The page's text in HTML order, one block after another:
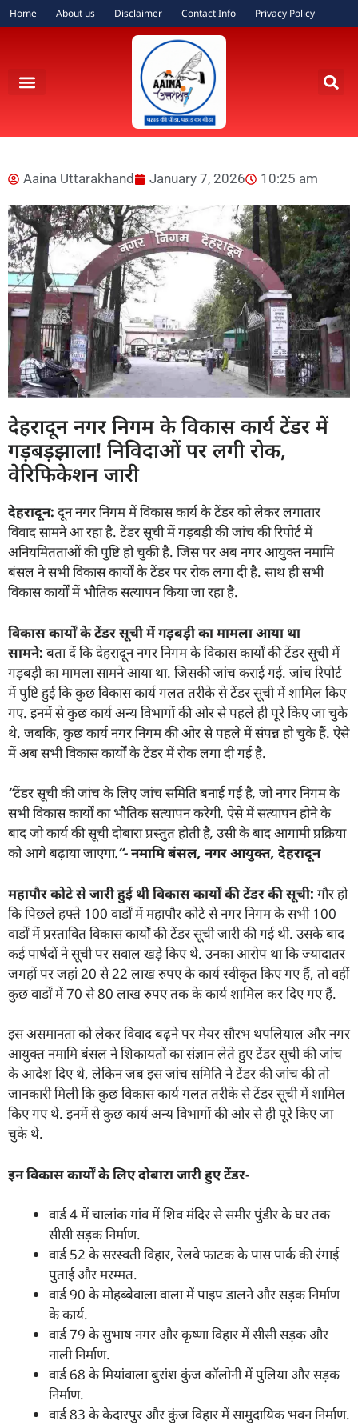
Home About us Disclaimer Contact Info Privacy Policy
Aaina Uttarakhand January 7, 2026 10:25 am
देहरादून नगर निगम के विकास कार्य टेंडर में
गड़बड़झाला! निविदाओं पर लगी रोक,
वेरिफिकेशन जारी
देहरादून: दून नगर निगम में विकास कार्य के टेंडर को लेकर लगातार
विवाद सामने आ रहा है. टेंडर सूची में गड़बड़ी की जांच की रिपोर्ट में
अनियमितताओं की पुष्टि हो चुकी है. जिस पर अब नगर आयुक्त नमामि
बंसल ने सभी विकास कार्यों के टेंडर पर रोक लगा दी है. साथ ही सभी
विकास कार्यों में भौतिक सत्यापन किया जा रहा है.
विकास कार्यों के टेंडर सूची में गड़बड़ी का मामला आया था
सामने: बता दें कि देहरादून नगर निगम के विकास कार्यों की टेंडर सूची में
गड़बड़ी का मामला सामने आया था. जिसकी जांच कराई गई. जांच रिपोर्ट
में पुष्टि हुई कि कुछ विकास कार्य गलत तरीके से टेंडर सूची में शामिल किए
गए. इनमें से कुछ कार्य अन्य विभागों की ओर से पहले ही पूरे किए जा चुके
थे. जबकि, कुछ कार्य नगर निगम की ओर से पहले में संपन्न हो चुके हैं. ऐसे
में अब सभी विकास कार्यों के टेंडर में रोक लगा दी गई है.
“टेंडर सूची की जांच के लिए जांच समिति बनाई गई है, जो नगर निगम के
सभी विकास कार्यों का भौतिक सत्यापन करेगी. ऐसे में सत्यापन होने के
बाद जो कार्य की सूची दोबारा प्रस्तुत होती है, उसी के बाद आगामी प्रक्रिया
को आगे बढ़ाया जाएगा.“-नमामि बंसल, नगर आयुक्त, देहरादून
महापौर कोटे से जारी हुई थी विकास कार्यों की टेंडर की सूची: गौर हो
कि पिछले हफ्ते 100 वार्डों में महापौर कोटे से नगर निगम के सभी 100
वार्डों में प्रस्तावित विकास कार्यों की टेंडर सूची जारी की गई थी. उसके बाद
कई पार्षदों ने सूची पर सवाल खड़े किए थे. उनका आरोप था कि ज्यादातर
जगहों पर जहां 20 से 22 लाख रुपए के कार्य स्वीकृत किए गए हैं, तो वहीं
कुछ वार्डों में 70 से 80 लाख रुपए तक के कार्य शामिल कर दिए गए हैं.
इस असमानता को लेकर विवाद बढ़ने पर मेयर सौरभ थपलियाल और नगर
आयुक्त नमामि बंसल ने शिकायतों का संज्ञान लेते हुए टेंडर सूची की जांच
के आदेश दिए थे, लेकिन जब इस जांच समिति ने टेंडर की जांच की तो
जानकारी मिली कि कुछ विकास कार्य गलत तरीके से टेंडर सूची में शामिल
किए गए थे. इनमें से कुछ कार्य अन्य विभागों की ओर से ही पूरे किए जा
चुके थे.
इन विकास कार्यों के लिए दोबारा जारी हुए टेंडर-
वार्ड 4 में चालांक गांव में शिव मंदिर से समीर पुंडीर के घर तक
सीसी सड़क निर्माण.
वार्ड 52 के सरस्वती विहार, रेलवे फाटक के पास पार्क की रंगाई
पुताई और मरम्मत.
वार्ड 90 के मोहब्बेवाला वाला में पाइप डालने और सड़क निर्माण
के कार्य.
वार्ड 79 के सुभाष नगर और कृष्णा विहार में सीसी सड़क और
नाली निर्माण.
वार्ड 68 के मियांवाला बुरांश कुंज कॉलोनी में पुलिया और सड़क
निर्माण.
वार्ड 83 के केदारपुर और कुंज विहार में सामुदायिक भवन निर्माण.